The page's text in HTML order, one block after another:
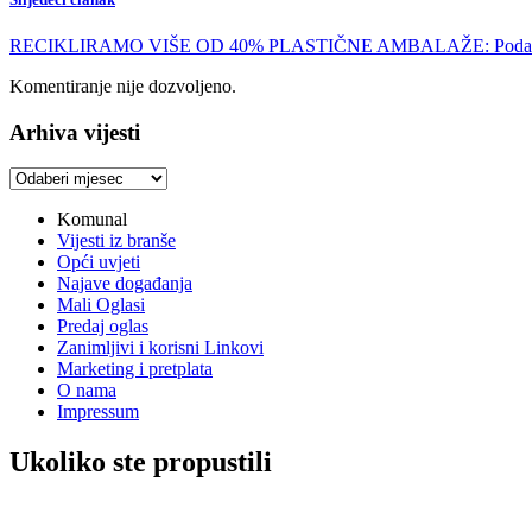
RECIKLIRAMO VIŠE OD 40% PLASTIČNE AMBALAŽE:
Komentiranje nije dozvoljeno.
Arhiva vijesti
Arhiva
Komunal
Vijesti iz branše
Opći uvjeti
Najave događanja
Mali Oglasi
Predaj oglas
Zanimljivi i korisni Linkovi
Marketing i pretplata
O nama
Impressum
Ukoliko ste propustili